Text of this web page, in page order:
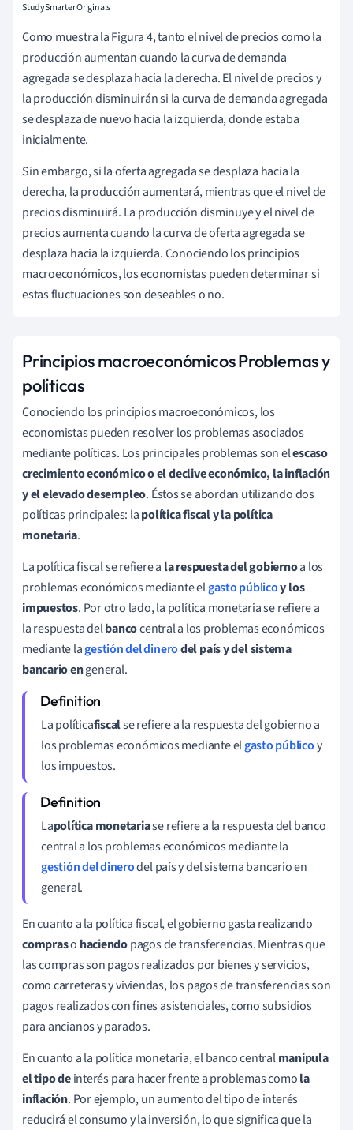
StudySmarter Originals
Como muestra la Figura 4, tanto el nivel de precios como la
producción aumentan cuando la curva de demanda
agregada se desplaza hacia la derecha. El nivel de precios y
la producción disminuirán si la curva de demanda agregada
se desplaza de nuevo hacia la izquierda, donde estaba
inicialmente.
Sin embargo, si la oferta agregada se desplaza hacia la
derecha, la producción aumentará, mientras que el nivel de
precios disminuirá. La producción disminuye y el nivel de
precios aumenta cuando la curva de oferta agregada se
desplaza hacia la izquierda. Conociendo los principios
macroeconómicos, los economistas pueden determinar si
estas fluctuaciones son deseables o no.
Principios macroeconómicos Problemas y
políticas
Conociendo los principios macroeconómicos, los
economistas pueden resolver los problemas asociados
mediante políticas. Los principales problemas son elescaso
crecimiento económico o el declive económico, la inflación
y el elevado desempleo. Éstos se abordan utilizando dos
políticas principales: lapolítica fiscal y la política
monetaria.
La política fiscal se refiere a la respuesta del gobiernoa los
problemas económicos mediante elgasto públicoy los
impuestos. Por otro lado, la política monetaria se refiere a
la respuesta delbancocentral a los problemas económicos
mediante lagestión del dinerodel país y del sistema
bancario engeneral.
La políticafiscalse refiere a la respuesta del gobierno a
los problemas económicos mediante elgasto públicoy
los impuestos.
Lapolítica monetariase refiere a la respuesta del banco
central a los problemas económicos mediante la
gestión del dinerodel país y del sistema bancario en
general.
En cuanto a la política fiscal, el gobierno gasta realizando
compraso haciendopagos de transferencias. Mientras que
las compras son pagos realizados por bienes y servicios,
como carreteras y viviendas, los pagos de transferencias son
pagos realizados con fines asistenciales, como subsidios
para ancianos y parados.
En cuanto a la política monetaria, el banco centralmanipula
el tipo deinterés para hacer frente a problemas comola
inflación. Por ejemplo, un aumento del tipo de interés
reducirá el consumo y la inversión, lo que significa que la